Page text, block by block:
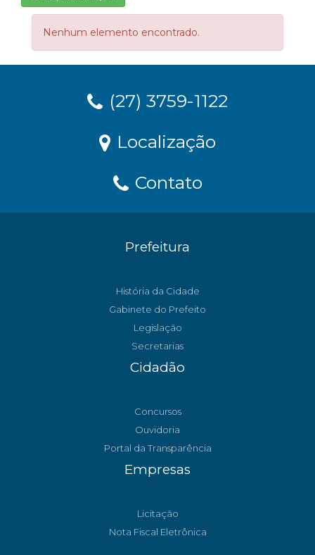
Nenhum elemento encontrado.
(27) 3759-1122
Localização
Contato
Prefeitura
História da Cidade
Gabinete do Prefeito
Legislação
Secretarias
Cidadão
Concursos
Ouvidoria
Portal da Transparência
Empresas
Licitação
Nota Fiscal Eletrônica